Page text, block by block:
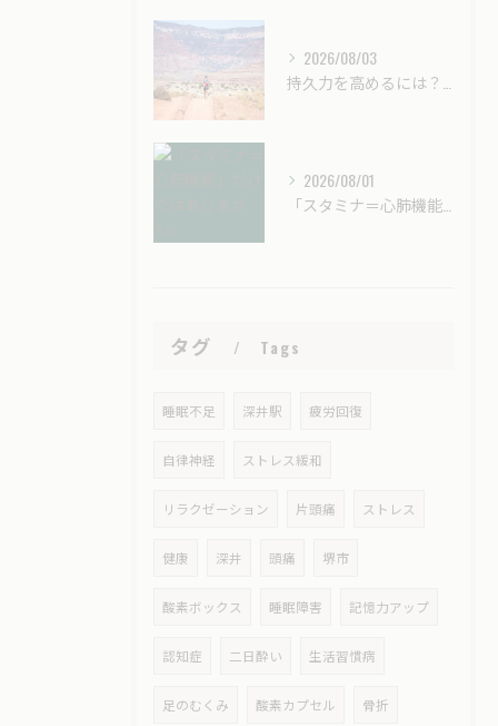
2026/08/03
持久力を高めるには？酸素カプセル（酸素ボックス）はスポーツ選手のコンディショニングに役立つ？
2026/08/01
「スタミナ＝心肺機能」だけではありません。
タグ Tags
睡眠不足 深井駅 疲労回復
自律神経 ストレス緩和
リラクゼーション 片頭痛 ストレス
健康 深井 頭痛 堺市
酸素ボックス 睡眠障害 記憶力アップ
認知症 二日酔い 生活習慣病
足のむくみ 酸素カプセル 骨折